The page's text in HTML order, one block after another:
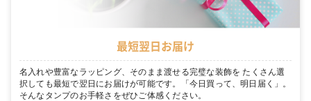
最短翌日お届け
名入れや豊富なラッピング、そのまま渡せる完璧な装飾を たくさん選
択しても最短で翌日にお届けが可能です。「今日買って、明日届く」。
そんなタンプのお手軽さをぜひご体感ください。